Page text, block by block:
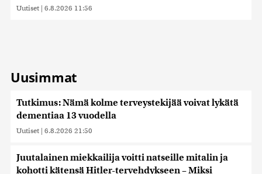
Uutiset | 6.8.2026 11:56
Uusimmat
Tutkimus: Nämä kolme terveystekijää voivat lykätä
dementiaa 13 vuodella
Uutiset | 6.8.2026 21:50
Juutalainen miekkailija voitti natseille mitalin ja
kohotti kätensä Hitler-tervehdykseen – Miksi